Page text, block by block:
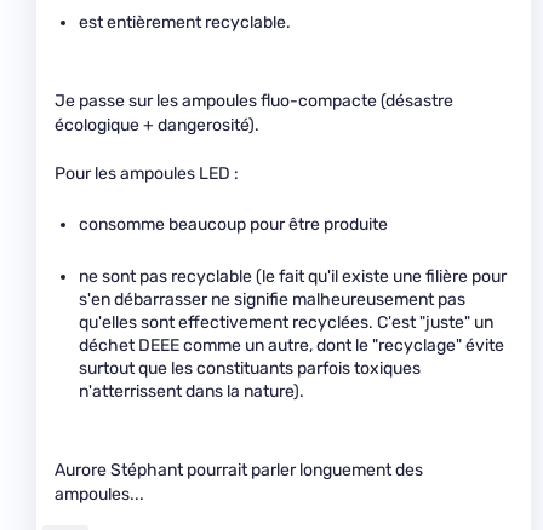
est entièrement recyclable.
Je passe sur les ampoules fluo-compacte (désastre
écologique + dangerosité).
Pour les ampoules LED :
consomme beaucoup pour être produite
ne sont pas recyclable (le fait qu'il existe une filière pour
s'en débarrasser ne signifie malheureusement pas
qu'elles sont effectivement recyclées. C'est "juste" un
déchet DEEE comme un autre, dont le "recyclage" évite
surtout que les constituants parfois toxiques
n'atterrissent dans la nature).
Aurore Stéphant pourrait parler longuement des
ampoules...